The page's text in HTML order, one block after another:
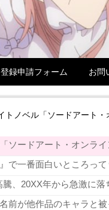
登録申請フォーム お問
トノベル「ソードアート
ソードアート・オンラ
』で一番面白いところっ
騰、20XX年から急激に落
前が他作品のキャラと